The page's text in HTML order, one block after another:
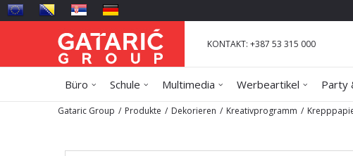
KONTAKT: +387 53 315 000
Büro Schule Multimedia Werbeartikel Party
Gataric Group Produkte Dekorieren Kreativprogramm